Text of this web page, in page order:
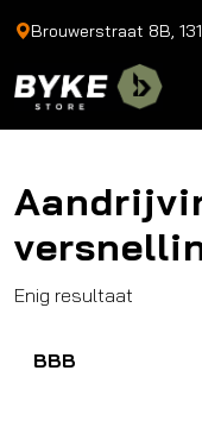
Brouwerstraat 8B,
Enig resultaat
BBB